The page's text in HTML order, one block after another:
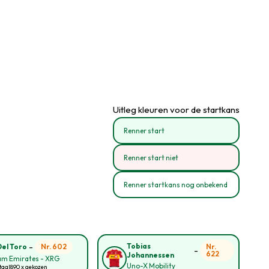
Uitleg kleuren voor de startkans
Renner start
Renner start niet
Renner startkans nog onbekend
Toro -
Nr. 602
Emirates - XRG
890 x gekozen
Tobias
Johannessen
-
Nr.
622
Uno-X Mobility